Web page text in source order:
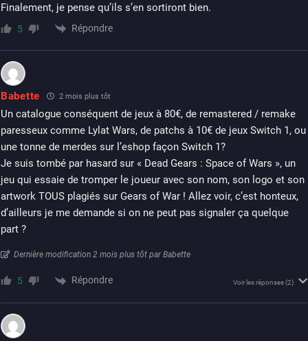
Finalement, je pense qu’ils s’en sortiront bien.
5 Répondre
Babette 2 mois plus tôt
Un catalogue conséquent de jeux à 80€, de remastered / remake
paresseux comme Lylat Wars, de patchs à 10€ de jeux Switch 1, ou
une tonne de merdes sur l’eshop façon Switch 1?
Je suis tombé par hasard sur « Dead Gears : Space of Wars », un
jeu qui essaie de tromper le joueur avec son nom, son logo et son
artwork TOUS plagiés sur Gears of War ! Allez voir, c’est honteux,
d’ailleurs je me demande si on ne peut pas signaler ça quelque
part ?
Dernière modification 2 mois plus tôt par Babette
5 Répondre Voir les réponses(2)